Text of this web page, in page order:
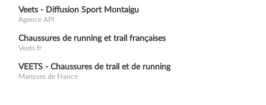
Veets - Diffusion Sport Montaigu
Agence API
Chaussures de running et trail françaises
Veets.fr
VEETS - Chaussures de trail et de running
Marques de France